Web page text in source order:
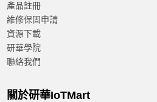
產品註冊
維修保固申請
資源下載
研華學院
聯絡我們
關於研華IoTMart